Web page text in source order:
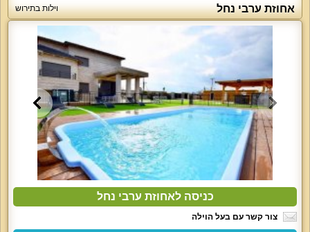
אחוזת ערבי נחל וילות בתירוש
כניסה לאחוזת ערבי נחל
צור קשר עם בעל הוילה